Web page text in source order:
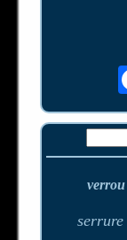
verrou
serrure